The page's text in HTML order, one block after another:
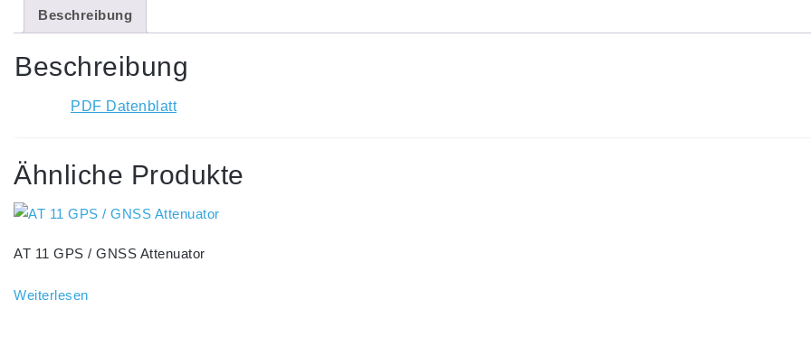
Beschreibung
Beschreibung
PDF Datenblatt
Ähnliche Produkte
AT 11 GPS / GNSS Attenuator
Weiterlesen